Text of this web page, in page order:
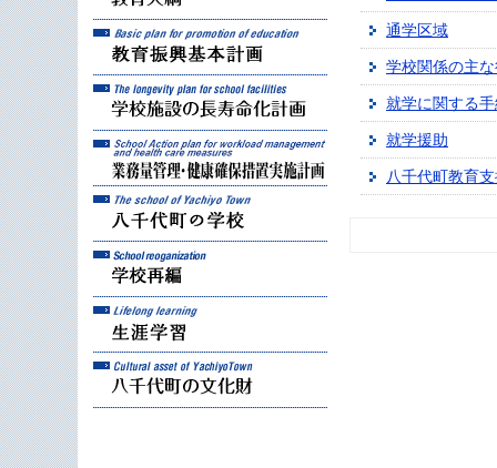
教育振興基本計画
学校施設の長寿命化計
業務量管理・健康確保
八千代町の学校
通学区域
学校関係の主
就学に関する
就学援助
八千代町教育